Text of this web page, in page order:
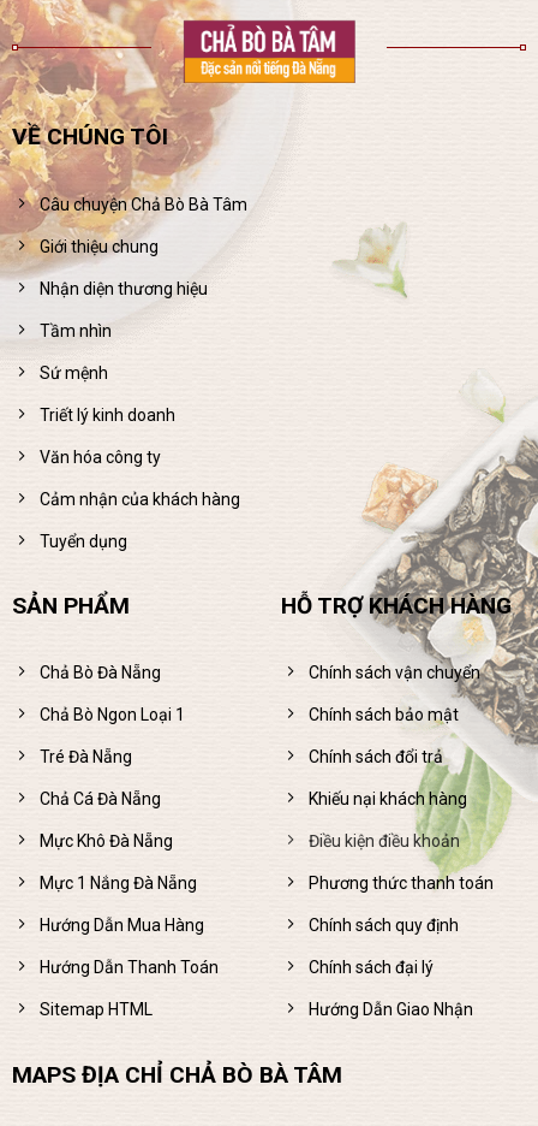
VỀ CHÚNG TÔI
Câu chuyện Chả Bò Bà Tâm
Giới thiệu chung
Nhận diện thương hiệu
Tầm nhìn
Sứ mệnh
Triết lý kinh doanh
Văn hóa công ty
Cảm nhận của khách hàng
Tuyển dụng
SẢN PHẨM
Chả Bò Đà Nẵng
Chả Bò Ngon Loại 1
Tré Đà Nẵng
Chả Cá Đà Nẵng
Mực Khô Đà Nẵng
Mực 1 Nắng Đà Nẵng
Hướng Dẫn Mua Hàng
Hướng Dẫn Thanh Toán
Sitemap HTML
HỖ TRỢ KHÁCH HÀNG
Chính sách vận chuyển
Chính sách bảo mật
Chính sách đổi trả
Khiếu nại khách hàng
Điều kiện điều khoản
Phương thức thanh toán
Chính sách quy định
Chính sách đại lý
Hướng Dẫn Giao Nhận
MAPS ĐỊA CHỈ CHẢ BÒ BÀ TÂM